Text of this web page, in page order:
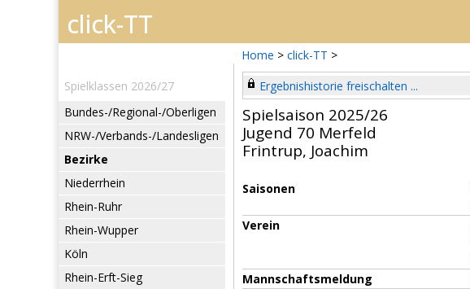
Home > click-TT >
Spielklassen 2026/27
Bundes-/Regional-/Oberligen
NRW-/Verbands-/Landesligen
Bezirke
Niederrhein
Rhein-Ruhr
Rhein-Wupper
Köln
Rhein-Erft-Sieg
Ergebnishistorie freischalten ...
Spielsaison 2025/26
Jugend 70 Merfeld
Frintrup, Joachim
Saisonen
Verein
Mannschaftsmeldung